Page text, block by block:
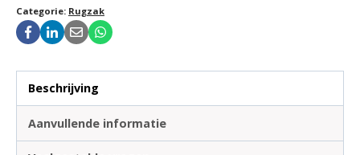
Categorie: Rugzak
Beschrijving
Aanvullende informatie